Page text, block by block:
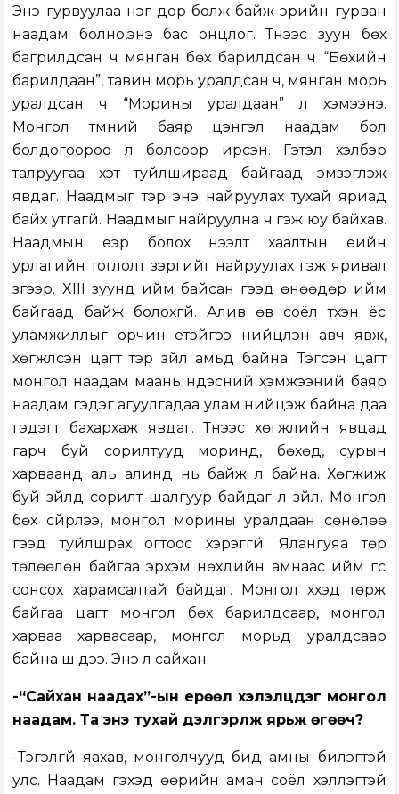
Энэ гурвуулаа нэг дор болж байж эрийн гурван
наадам болно,энэ бас онцлог. Түүнээс зуун бөх
багрилдсан ч мянган бөх барилдсан ч “Бөхийн
барилдаан”, тавин морь уралдсан ч, мянган морь
уралдсан ч “Морины уралдаан” л хэмээнэ.
Монгол түмний баяр цэнгэл наадам бол
болдогоороо л болсоор ирсэн. Гэтэл хэлбэр
талруугаа хэт туйлшираад байгаад эмзэглэж
явдаг. Наадмыг тэр энэ найруулах тухай яриад
байх утгагүй. Наадмыг найруулна ч гэж юу байхав.
Наадмын үеэр болох нээлт хаалтын үеийн
урлагийн тоглолт зэргийг найруулах гэж яривал
зүгээр. XIII зуунд ийм байсан гээд өнөөдөр ийм
байгаад байж болохгүй. Алив өв соёл түүхэн ёс
уламжиллыг орчин үетэйгээ нийцүүлэн авч явж,
хөгжүүлсэн цагт тэр зүйл амьд байна. Тэгсэн цагт
монгол наадам маань үндэсний хэмжээний баяр
наадам гэдэг агуулгадаа улам нийцэж байна даа
гэдэгт бахархаж явдаг. Түүнээс хөгжлийн явцад
гарч буй сорилтууд моринд, бөхөд, сурын
харваанд аль алинд нь байж л байна. Хөгжиж
буй зүйлд сорилт шалгуур байдаг л зүйл. Монгол
бөх сүйрлээ, монгол морины уралдаан сөнөлөө
гээд туйлшрах огтоос хэрэггүй. Ялангуяа төр
төлөөлөн байгаа эрхэм нөхдийн амнаас ийм үгс
сонсох харамсалтай байдаг. Монгол хүүхэд төрж
байгаа цагт монгол бөх барилдсаар, монгол
харваа харвасаар, монгол морьд уралдсаар
байна шүү дээ. Энэ л сайхан.
-“Сайхан наадах”-ын ерөөл хэлэлцдэг монгол
наадам. Та энэ тухай дэлгэрүүлж ярьж өгөөч?
-Тэгэлгүй яахав, монголчууд бид амны билэгтэй
улс. Наадам гэхэд өөрийн аман соёл хэллэгтэй